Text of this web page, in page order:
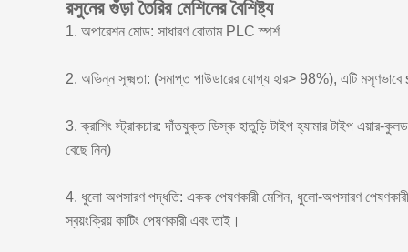
রসুনের গুঁড়া তৈরির মেশিনের বৈশিষ্ট্য
1. অপারেশন মোড: সাধারণ বোতাম PLC স্পর্শ
2. অভিন্ন সূক্ষ্মতা: (সমাপ্ত পাউডারের যোগ্য হার> 98%), এটি
3. ক্রাশিং স্ট্রাকচার: দাঁতযুক্ত ডিস্ক হাতুড়ি টাইপ হ্যামার টাইপ এয়ার-
বেছে নিন)
4. ধুলো অপসারণ পদ্ধতি: একক পেষণকারী মেশিন, ধুলো-অপসারণ
স্বয়ংক্রিয় কাটিং পেষণকারী এবং তাই।